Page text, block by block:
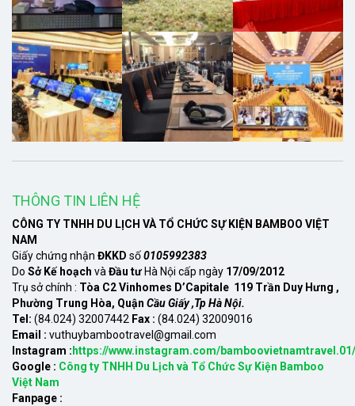
THÔNG TIN LIÊN HỆ
CÔNG TY TNHH DU LỊCH VÀ TỔ CHỨC SỰ KIỆN BAMBOO VIỆT
NAM
Giấy chứng nhận ĐKKD số0105992383
Do Sở Kế hoạch vàĐầu tư Hà Nội cấp ngày 17/09/2012
Trụ sở chính : Tòa C2 Vinhomes D’Capitale 119 Trần Duy Hưng ,
Phường Trung Hòa, Quận Cầu Giấy ,Tp Hà Nội.
Tel: (84.024) 32007442 Fax : (84.024) 32009016
Email : vuthuybambootravel@gmail.com
Instagram : https://www.instagram.com/bamboovietnamtravel.01/
Google : Công ty TNHH Du Lịch và Tổ Chức Sự Kiện Bamboo
Việt Nam
Fanpage :